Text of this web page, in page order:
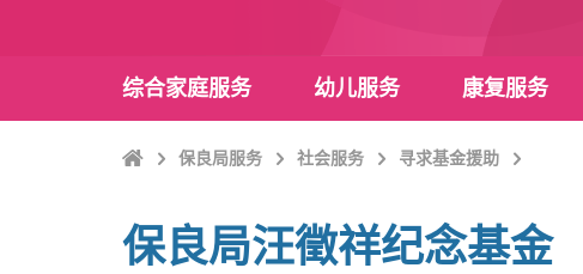
综合家庭服务 幼儿服务 康复服务
Home保良局服务 社会服务 寻求基金援助
保良局汪徵祥纪念基金